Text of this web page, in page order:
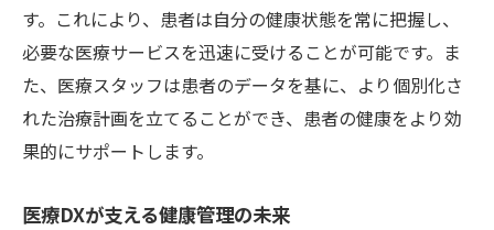
す。これにより、患者は自分の健康状態を常に把握し、
必要な医療サービスを迅速に受けることが可能です。ま
た、医療スタッフは患者のデータを基に、より個別化さ
れた治療計画を立てることができ、患者の健康をより効
果的にサポートします。
医療DXが支える健康管理の未来